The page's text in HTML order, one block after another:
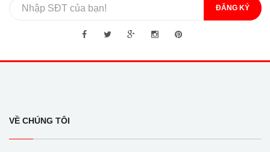
ĐĂNG KÝ
VỀ CHÚNG TÔI